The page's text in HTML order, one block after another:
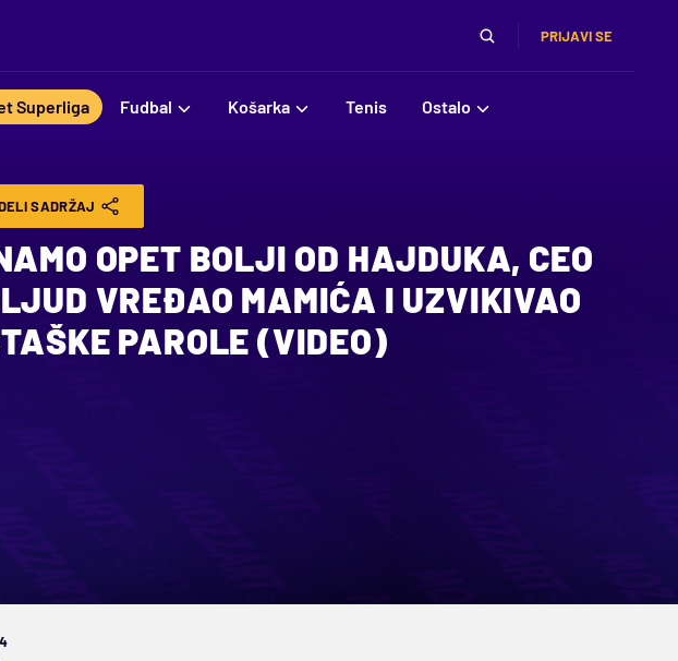
PRIJAVI SE
Superliga Fudbal Košarka Tenis Ostalo
SADRŽAJ
OPET BOLJI OD HAJDUKA, CEO
VREĐAO MAMIĆA I UZVIKIVAO
PAROLE (VIDEO)